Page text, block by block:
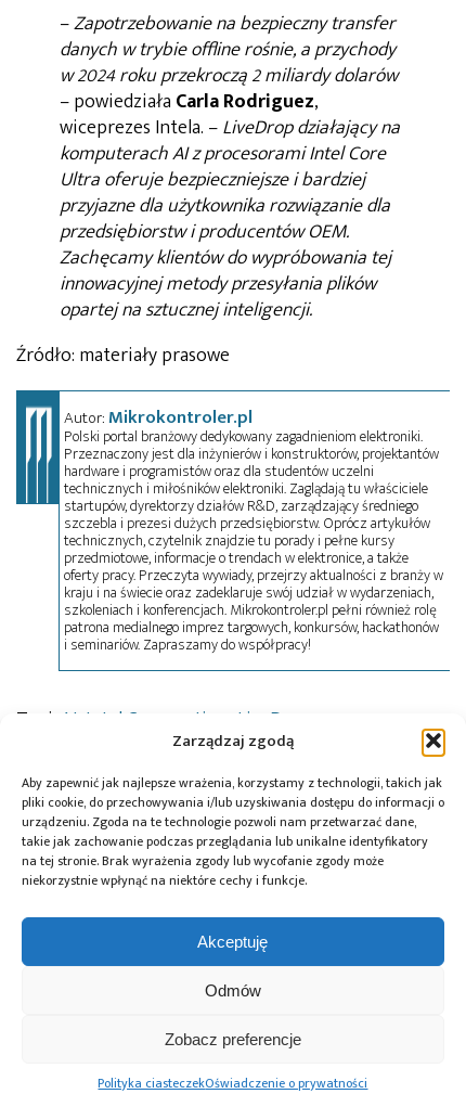
Zarządzaj zgodą
Aby zapewnić jak najlepsze wrażenia, korzystamy z technologii, takich jak
pliki cookie, do przechowywania i/lub uzyskiwania dostępu do informacji o
urządzeniu. Zgoda na te technologie pozwoli nam przetwarzać dane,
takie jak zachowanie podczas przeglądania lub unikalne identyfikatory
na tej stronie. Brak wyrażenia zgody lub wycofanie zgody może
niekorzystnie wpłynąć na niektóre cechy i funkcje.
Akceptuję
Odmów
Zobacz preferencje
Polityka ciasteczekOświadczenie o prywatności
–Zapotrzebowanie na bezpieczny transfer
danych w trybie offline rośnie, a przychody
w 2024 roku przekroczą 2 miliardy dolarów
– powiedziała Carla Rodriguez,
wiceprezes Intela. –LiveDrop działający na
komputerach AI z procesorami Intel Core
Ultra oferuje bezpieczniejsze i bardziej
przyjazne dla użytkownika rozwiązanie dla
przedsiębiorstw i producentów OEM.
Zachęcamy klientów do wypróbowania tej
innowacyjnej metody przesyłania plików
opartej na sztucznej inteligencji.
Źródło: materiały prasowe
Autor:Mikrokontroler.pl
Polski portal branżowy dedykowany zagadnieniom elektroniki.
Przeznaczony jest dla inżynierów i konstruktorów, projektantów
hardware i programistów oraz dla studentów uczelni
technicznych i miłośników elektroniki. Zaglądają tu właściciele
startupów, dyrektorzy działów R&D, zarządzający średniego
szczebla i prezesi dużych przedsiębiorstw. Oprócz artykułów
technicznych, czytelnik znajdzie tu porady i pełne kursy
przedmiotowe, informacje o trendach w elektronice, a także
oferty pracy. Przeczyta wywiady, przejrzy aktualności z branży w
kraju i na świecie oraz zadeklaruje swój udział w wydarzeniach,
szkoleniach i konferencjach. Mikrokontroler.pl pełni również rolę
patrona medialnego imprez targowych, konkursów, hackathonów
i seminariów. Zapraszamy do współpracy!
Tagi: AI Intel Corporation LiveDrop
Przeczytaj również:
współpracuje
Siemens i Intel
będą
współpracować
półprzewodników
inteligencja
w automatyce
danych w czasie